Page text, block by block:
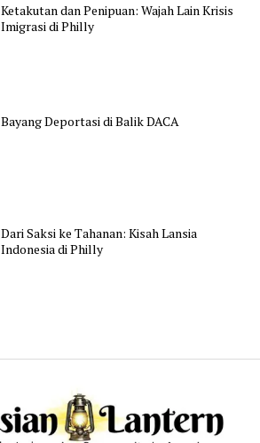
Ketakutan dan Penipuan: Wajah Lain Krisis
Imigrasi di Philly
Bayang Deportasi di Balik DACA
Dari Saksi ke Tahanan: Kisah Lansia
Indonesia di Philly